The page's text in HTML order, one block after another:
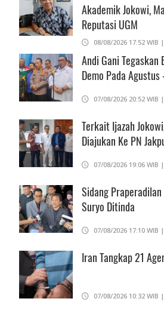
Akademik Jokowi,
Reputasi UGM
08/08/2026 17:52 WIB
Andi Gani Tegaskan
Demo Pada
07/08/2026 20:52 WIB
Terkait Ijazah
Diajukan Ke PN
07/08/2026 19:06 WIB
Sidang
Suryo Ditinda
07/08/2026 17:10 WIB
Iran Tangkap 21
07/08/2026 10:32 WIB